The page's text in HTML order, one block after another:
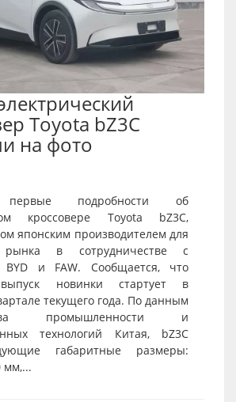
Toyota bZ3C
на фото
первые подробности об
кроссовере Toyota bZ3C,
японским производителем для
рынка в сотрудничестве с
BYD и FAW. Сообщается, что
новинки стартует в
текущего года. По данным
промышленности и
технологий Китая, bZ3C
габаритные размеры:
мм,...